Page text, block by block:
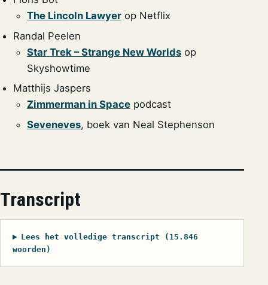
The Lincoln Lawyerop Netflix
Randal Peelen
Star Trek – Strange New Worldsop
Skyshowtime
Matthijs Jaspers
Zimmerman in Spacepodcast
Seveneves, boek van Neal Stephenson
Transcript
Lees het volledige transcript (15.846
woorden)